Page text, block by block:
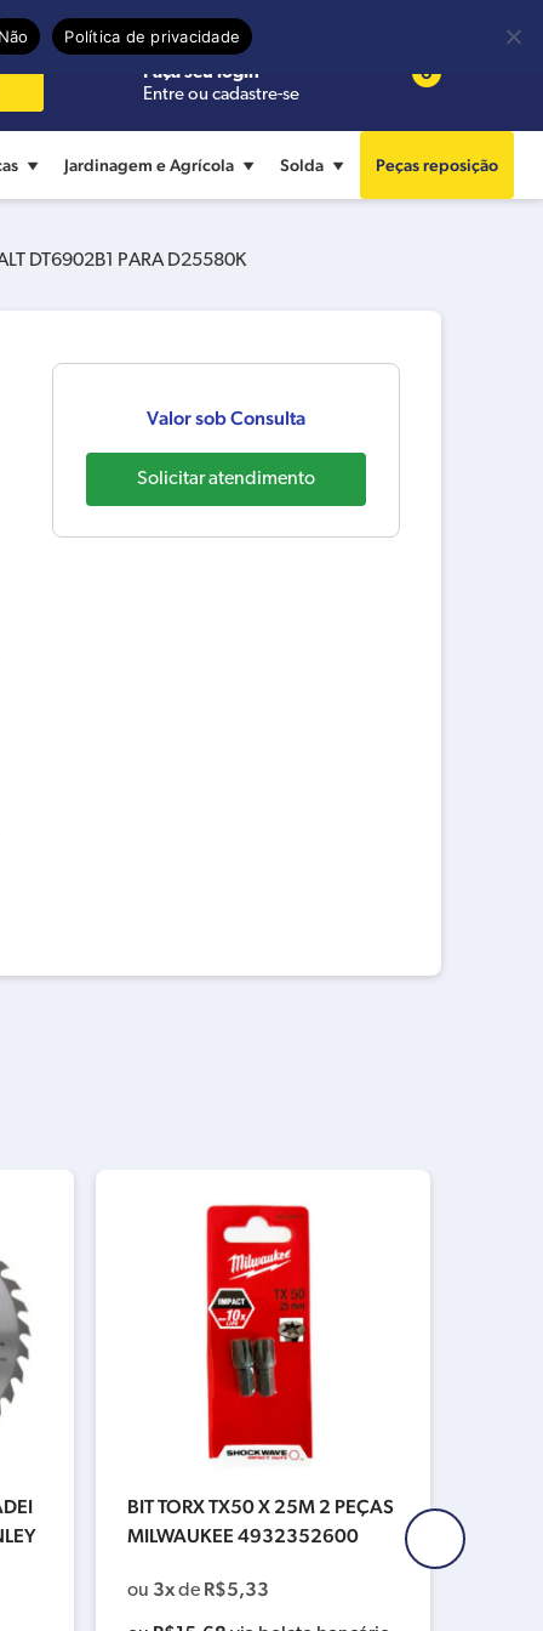
Precisa de ajuda?
Faça seu login
Entre ou cadastre-se
0
Jardinagem e Agrícola Solda Peças reposição
DT6902B1 PARA D25580K
Valor sob Consulta
Solicitar atendimento
BIT TORX TX50 X 25M 2 PEÇAS
MILWAUKEE 4932352600
ou 3xde R$5,33
Não Política de privacidade